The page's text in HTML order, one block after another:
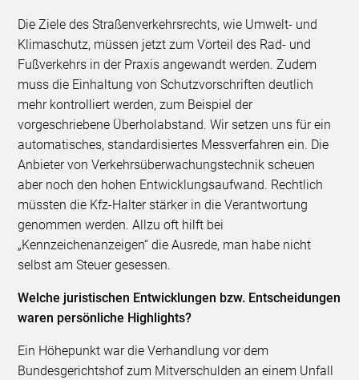
Die Ziele des Straßenverkehrsrechts, wie Umwelt- und
Klimaschutz, müssen jetzt zum Vorteil des Rad- und
Fußverkehrs in der Praxis angewandt werden. Zudem
muss die Einhaltung von Schutzvorschriften deutlich
mehr kontrolliert werden, zum Beispiel der
vorgeschriebene Überholabstand. Wir setzen uns für ein
automatisches, standardisiertes Messverfahren ein. Die
Anbieter von Verkehrsüberwachungstechnik scheuen
aber noch den hohen Entwicklungsaufwand. Rechtlich
müssten die Kfz-Halter stärker in die Verantwortung
genommen werden. Allzu oft hilft bei
„Kennzeichenanzeigen“ die Ausrede, man habe nicht
selbst am Steuer gesessen.
Welche juristischen Entwicklungen bzw. Entscheidungen
waren persönliche Highlights?
Ein Höhepunkt war die Verhandlung vor dem
Bundesgerichtshof zum Mitverschulden an einem Unfall